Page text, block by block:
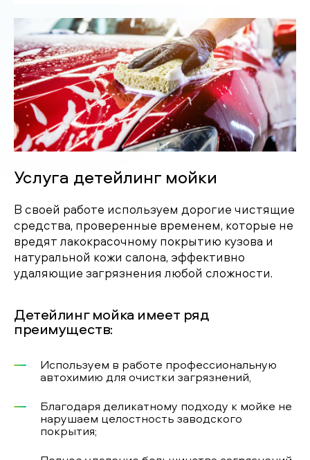
Услуга детейлинг мойки
В своей работе используем дорогие чистящие
средства, проверенные временем, которые не
вредят лакокрасочному покрытию кузова и
натуральной кожи салона, эффективно
удаляющие загрязнения любой сложности.
Детейлинг мойка имеет ряд
преимуществ:
Используем в работе профессиональную
автохимию для очистки загрязнений,
Благодаря деликатному подходу к мойке не
нарушаем целостность заводского
покрытия;